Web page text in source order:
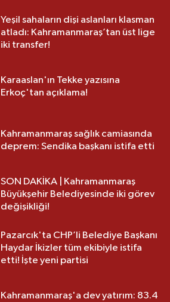
Yeşil sahaların dişi aslanları klasman
atladı: Kahramanmaraş’tan üst lige
iki transfer!
Karaaslan'ın Tekke yazısına
Erkoç'tan açıklama!
Kahramanmaraş sağlık camiasında
deprem: Sendika başkanı istifa etti
SON DAKİKA | Kahramanmaraş
Büyükşehir Belediyesinde iki görev
değişikliği!
Pazarcık'ta CHP’li Belediye Başkanı
Haydar İkizler tüm ekibiyle istifa
etti! İşte yeni partisi
Kahramanmaraş'a dev yatırım: 83.4